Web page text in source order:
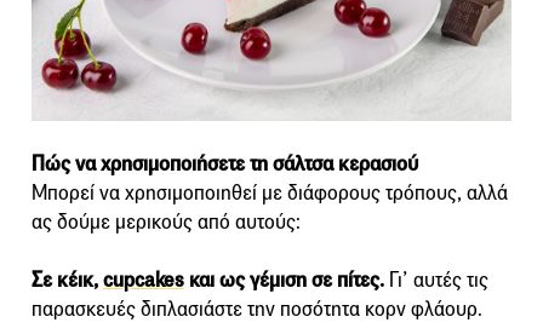
Πώς να χρησιμοποιήσετε τη σάλτσα κερασιού
Μπορεί να χρησιμοποιηθεί με διάφορους τρόπους, αλλά
ας δούμε μερικούς από αυτούς:
Σε κέικ,cupcakes και ως γέμιση σε πίτες. Γι’ αυτές τις
παρασκευές διπλασιάστε την ποσότητα κορν φλάουρ.